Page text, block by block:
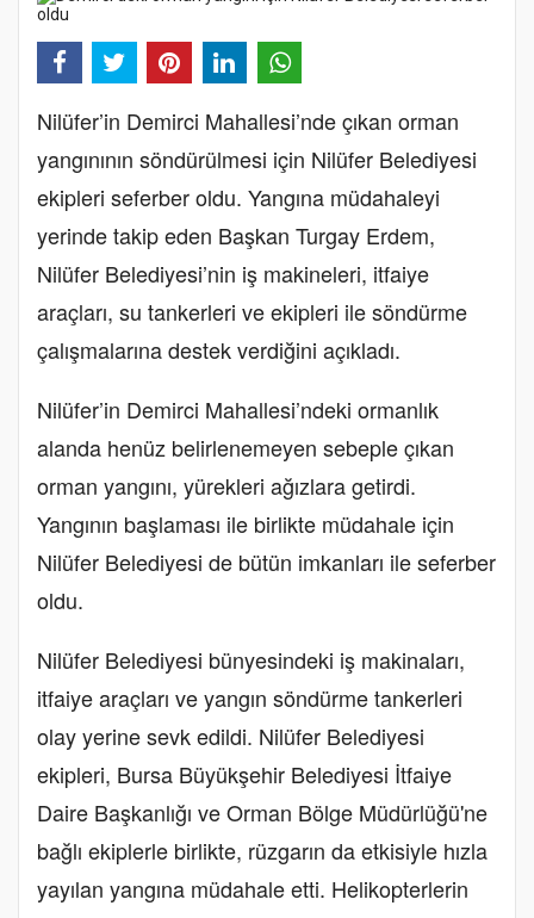
Nilüfer’in Demirci Mahallesi’nde çıkan orman
yangınının söndürülmesi için Nilüfer Belediyesi
ekipleri seferber oldu. Yangına müdahaleyi
yerinde takip eden Başkan Turgay Erdem,
Nilüfer Belediyesi’nin iş makineleri, itfaiye
araçları, su tankerleri ve ekipleri ile söndürme
çalışmalarına destek verdiğini açıkladı.
Nilüfer’in Demirci Mahallesi’ndeki ormanlık
alanda henüz belirlenemeyen sebeple çıkan
orman yangını, yürekleri ağızlara getirdi.
Yangının başlaması ile birlikte müdahale için
Nilüfer Belediyesi de bütün imkanları ile seferber
oldu.
Nilüfer Belediyesi bünyesindeki iş makinaları,
itfaiye araçları ve yangın söndürme tankerleri
olay yerine sevk edildi. Nilüfer Belediyesi
ekipleri, Bursa Büyükşehir Belediyesi İtfaiye
Daire Başkanlığı ve Orman Bölge Müdürlüğü'ne
bağlı ekiplerle birlikte, rüzgarın da etkisiyle hızla
yayılan yangına müdahale etti. Helikopterlerin